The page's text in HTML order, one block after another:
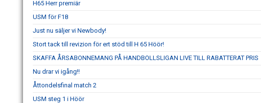
H65 Herr premiär
USM för F18
Just nu säljer vi Newbody!
Stort tack till revizion för ert stöd till H 65 Höör!
SKAFFA ÅRSABONNEMANG PÅ HANDBOLLSLIGAN LIVE TILL RABATTERAT PRIS
Nu drar vi igång!!
Åttondelsfinal match 2
USM steg 1 i Höör